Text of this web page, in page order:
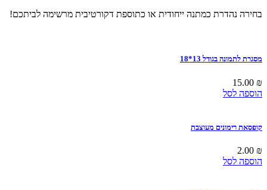
בחירה נהדרת כמתנה ייחודית או כתוספת דקורטיבית מרשימה לביתכם!
מסגרת לתמונה בגודל 13*18
15.00 ₪
הוספה לסל
קופסאת רימונים מעוצבת
2.00 ₪
הוספה לסל